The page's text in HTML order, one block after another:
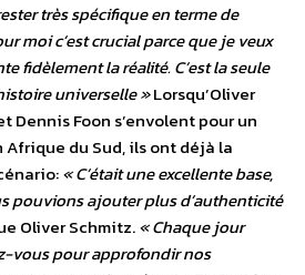
très spécifique en terme de
moi c’est crucial parce que je veux
fidèlement la réalité. C’est la seule
universelle »Lorsqu’Oliver
Dennis Foon s’envolent pour un
du Sud, ils ont déjà la
« C’était une excellente base,
pouvions ajouter plus d’authenticité
Oliver Schmitz.« Chaque jour
vous pour approfondir nos